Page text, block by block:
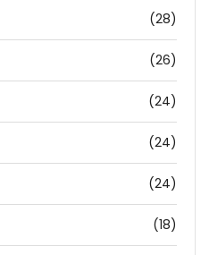
(28)
(26)
(24)
(24)
(24)
(18)